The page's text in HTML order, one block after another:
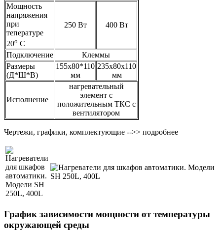
Мощность
напряжения
при
тепературе
20o С
250 Вт 400 Вт
Подключение
Клеммы
Размеры
(Д*Ш*В)
155х80*110
мм
235х80х110
мм
Исполнение
нагревательный
элемент с
положительным ТКС с
вентилятором
Чертежи, графики, комплектующие -->> подробнее
График зависимости мощности от температуры
окружающей среды